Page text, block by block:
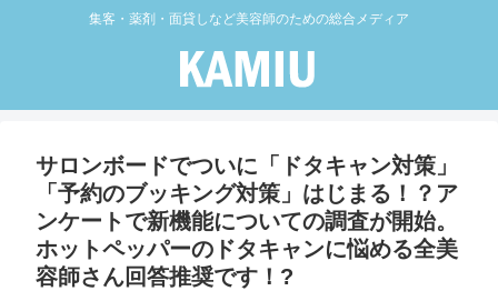
集客・薬剤・面貸しなど美容師のための総合メディア
サロンボードでついに「ドタキャン対策」
「予約のブッキング対策」はじまる！？ア
ンケートで新機能についての調査が開始。
ホットペッパーのドタキャンに悩める全美
容師さん回答推奨です！?